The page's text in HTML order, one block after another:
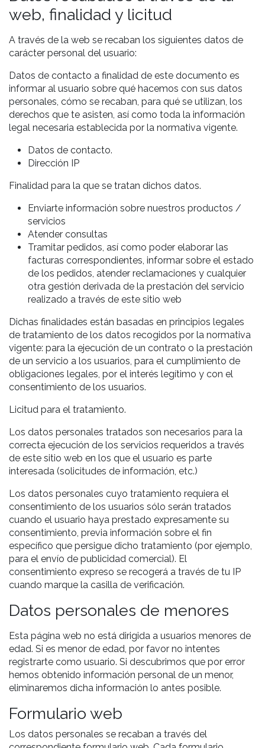
web, finalidad y licitud
A través de la web se recaban los siguientes datos de
carácter personal del usuario:
Datos de contacto a finalidad de este documento es
informar al usuario sobre qué hacemos con sus datos
personales, cómo se recaban, para qué se utilizan, los
derechos que te asisten, así como toda la información
legal necesaria establecida por la normativa vigente.
Datos de contacto.
Dirección IP
Finalidad para la que se tratan dichos datos.
Enviarte información sobre nuestros productos /
servicios
Atender consultas
Tramitar pedidos, así como poder elaborar las
facturas correspondientes, informar sobre el estado
de los pedidos, atender reclamaciones y cualquier
otra gestión derivada de la prestación del servicio
realizado a través de este sitio web
Dichas finalidades están basadas en principios legales
de tratamiento de los datos recogidos por la normativa
vigente: para la ejecución de un contrato o la prestación
de un servicio a los usuarios, para el cumplimiento de
obligaciones legales, por el interés legítimo y con el
consentimiento de los usuarios.
Licitud para el tratamiento.
Los datos personales tratados son necesarios para la
correcta ejecución de los servicios requeridos a través
de este sitio web en los que el usuario es parte
interesada (solicitudes de información, etc.)
Los datos personales cuyo tratamiento requiera el
consentimiento de los usuarios sólo serán tratados
cuando el usuario haya prestado expresamente su
consentimiento, previa información sobre el fin
específico que persigue dicho tratamiento (por ejemplo,
para el envío de publicidad comercial). El
consentimiento expreso se recogerá a través de tu IP
cuando marque la casilla de verificación.
Datos personales de menores
Esta página web no está dirigida a usuarios menores de
edad. Si es menor de edad, por favor no intentes
registrarte como usuario. Si descubrimos que por error
hemos obtenido información personal de un menor,
eliminaremos dicha información lo antes posible.
Formulario web
Los datos personales se recaban a través del